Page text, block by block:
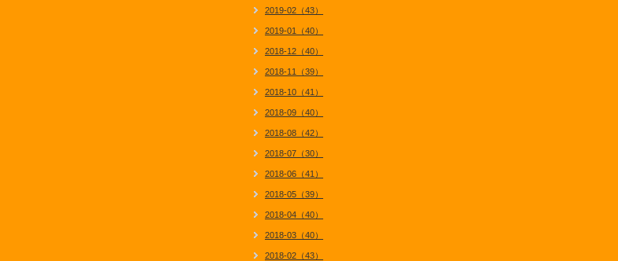
2019-02（43）
2019-01（40）
2018-12（40）
2018-11（39）
2018-10（41）
2018-09（40）
2018-08（42）
2018-07（30）
2018-06（41）
2018-05（39）
2018-04（40）
2018-03（40）
2018-02（43）